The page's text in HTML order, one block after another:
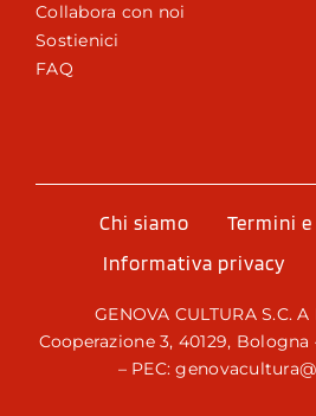
Collabora con noi
Sostienici
FAQ
Chi siamo
Termini
Informativa privacy
GENOVA CULTURA S.C.
Cooperazione 3, 40129, Bologna
– PEC: